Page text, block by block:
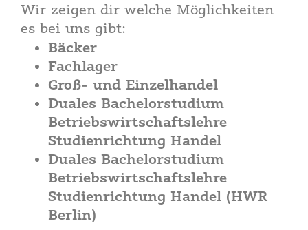
Wir zeigen dir welche Möglichkeiten
es bei uns gibt:
Bäcker
Fachlager
Groß- und Einzelhandel
Duales Bachelorstudium
Betriebswirtschaftslehre
Studienrichtung Handel
Duales Bachelorstudium
Betriebswirtschaftslehre
Studienrichtung Handel (HWR
Berlin)